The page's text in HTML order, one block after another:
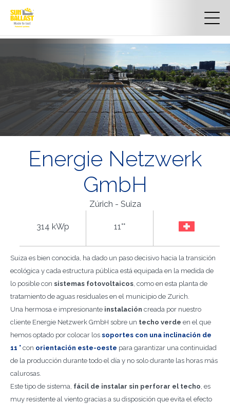
Energie Netzwerk
GmbH
Zúrich - Suiza
314 kWp 11°°
Suiza es bien conocida, ha dado un paso decisivo hacia la transición
ecológica y cada estructura pública está equipada en la medida de
lo posible con sistemas fotovoltaicos, como en esta planta de
tratamiento de aguas residuales en el municipio de Zurich.
Una hermosa e impresionante instalación creada por nuestro
cliente Energie Netzwerk GmbH sobre un techo verde en el que
hemos optado por colocar los soportes con una inclinación de
11 ° con orientación este-oeste para garantizar una continuidad
de la producción durante todo el día y no solo durante las horas más
calurosas.
Este tipo de sistema, fácil de instalar sin perforar el techo, es
muy resistente al viento gracias a su disposición que evita el efecto